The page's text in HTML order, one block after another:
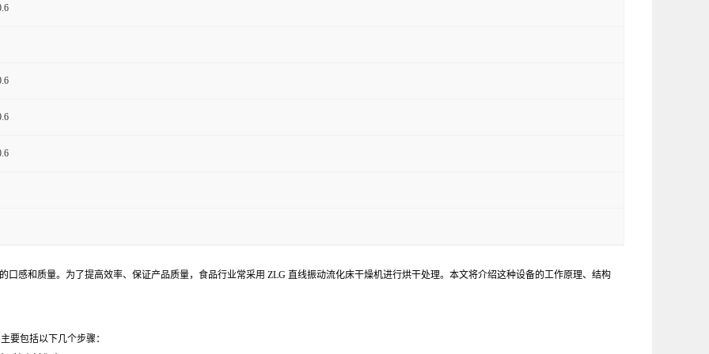
口感和质量。为了提高效率、保证产品质量，食品行业常采用 ZLG 直线振动流化床干燥机进行烘干处理。本文将介绍这种设备的工作原理、结构
要包括以下几个步骤：